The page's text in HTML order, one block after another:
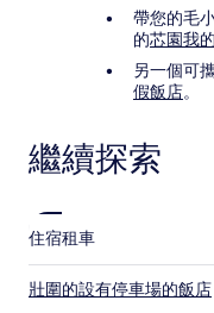
帶您的毛
的芯園我
另一個可
假飯店。
繼續探索
住宿租車
壯圍的設有停車場的飯店